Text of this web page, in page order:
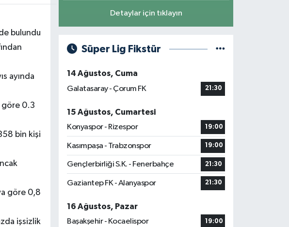
bulundu
ayında
göre 0.3
bin kişi
göre 0,8
işsizlik
Detaylar için tıklayın
Süper Lig Fikstür
14 Ağustos, Cuma
Galatasaray - Çorum FK
21:30
15 Ağustos, Cumartesi
Konyaspor - Rizespor
19:00
Kasımpaşa - Trabzonspor 19:00
Gençlerbirliği S.K. - Fenerbahçe 21:30
Gaziantep FK - Alanyaspor 21:30
16 Ağustos, Pazar
Başakşehir - Kocaelispor
19:00